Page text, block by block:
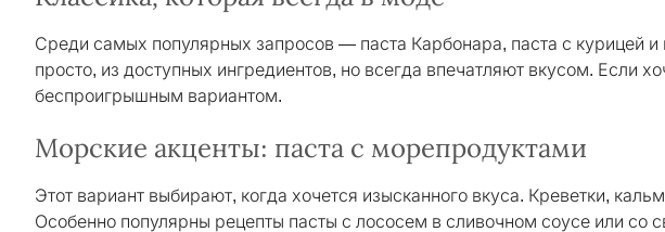
Среди самых популярных запросов — паста Карбонара, паста с курицей и
просто, из доступных ингредиентов, но всегда впечатляют вкусом. Если
беспроигрышным вариантом.
Морские акценты: паста с морепродуктами
Этот вариант выбирают, когда хочется изысканного вкуса. Креветки,
Особенно популярны рецепты пасты с лососем в сливочном соусе или со